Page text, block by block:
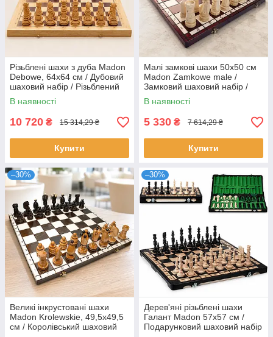
Різьблені шахи з дуба Madon
Debowe, 64х64 см / Дубовий
шаховий набір / Різьблений
шаховий комплект
В наявності
10 720 ₴ 15 314,29 ₴
Купити
Малі замкові шахи 50х50 см
Madon Zamkowe male /
Замковий шаховий набір /
Ігрові малі шахи
В наявності
5 330 ₴ 7 614,29 ₴
Купити
–30%
Великі інкрустовані шахи
Madon Krolewskie, 49,5х49,5
см / Королівський шаховий
–30%
Дерев'яні різьблені шахи
Галант Madon 57х57 см /
Подарунковий шаховий набір